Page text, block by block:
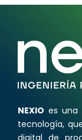
NEXIO es una
tecnología,
digital de